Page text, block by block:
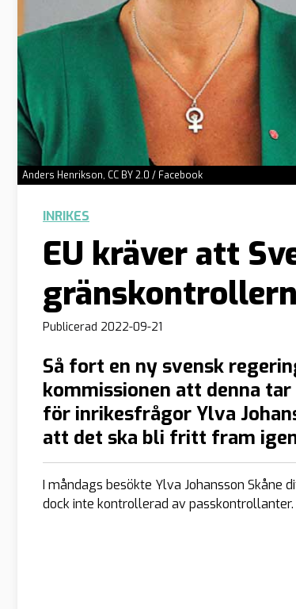
Anders Henrikson, CC BY 2.0 / Facebook
INRIKES
EU kräver att
Publicerad 2022-09-21
Så fort en ny svensk
kommissionen att denna
för inrikesfrågor Ylva
att det ska bli fritt fram
I måndags besökte Ylva Johansson Skåne
dock inte kontrollerad av passkontrollanter.